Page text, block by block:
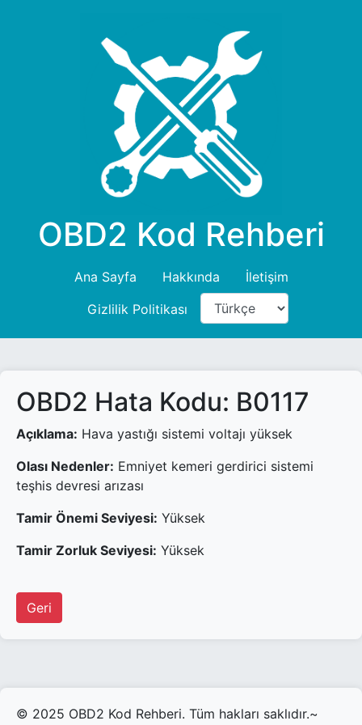
OBD2 Kod Rehberi
Ana Sayfa Hakkında
İletişim
Gizlilik Politikası
OBD2 Hata Kodu: B0117
Açıklama: Hava yastığı sistemi voltajı yüksek
Olası Nedenler: Emniyet kemeri gerdirici sistemi
teşhis devresi arızası
Tamir Önemi Seviyesi: Yüksek
Tamir Zorluk Seviyesi: Yüksek
Geri
© 2025 OBD2 Kod Rehberi. Tüm hakları saklıdır.~